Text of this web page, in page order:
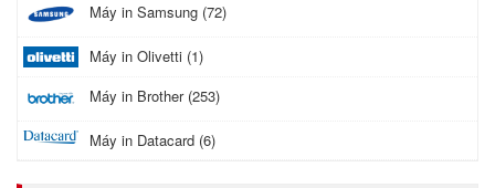
Máy in Samsung (72)
Máy in Olivetti (1)
Máy in Brother (253)
Máy in Datacard (6)